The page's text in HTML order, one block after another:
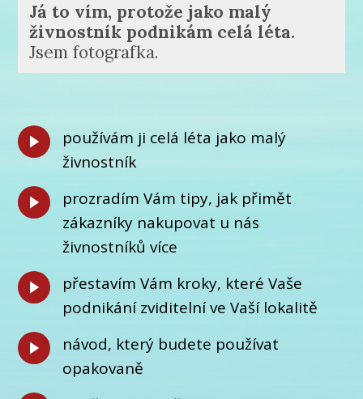
Já to vím, protože jako malý
živnostník podnikám celá léta.
Jsem fotografka.
používám ji celá léta jako malý
živnostník
prozradím Vám tipy, jak přimět
zákazníky nakupovat u nás
živnostníků více
přestavím Vám kroky, které Vaše
podnikání zviditelní ve Vaší lokalitě
návod, který budete používat
opakovaně